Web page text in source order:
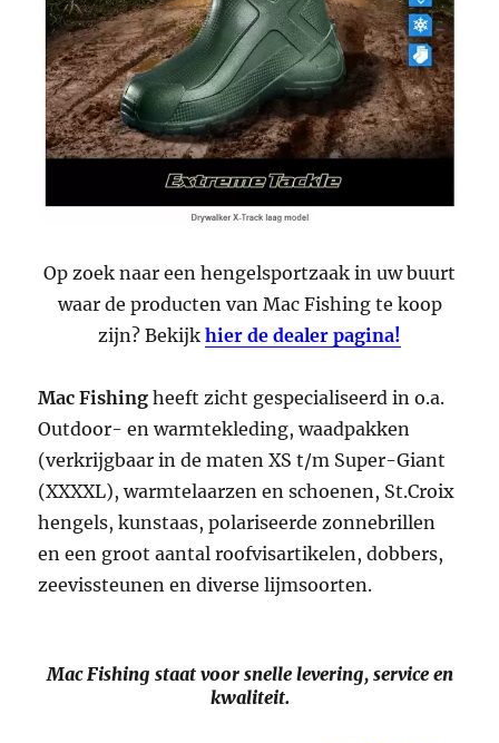
Op zoek naar een hengelsportzaak in uw buurt
waar de producten van Mac Fishing te koop
zijn? Bekijk hier de dealer pagina!
Mac Fishing heeft zicht gespecialiseerd in o.a.
Outdoor- en warmtekleding, waadpakken
(verkrijgbaar in de maten XS t/m Super-Giant
(XXXXL), warmtelaarzen en schoenen, St.Croix
hengels, kunstaas, polariseerde zonnebrillen
en een groot aantal roofvisartikelen, dobbers,
zeevissteunen en diverse lijmsoorten.
Mac Fishing staat voor snelle levering, service en
kwaliteit.